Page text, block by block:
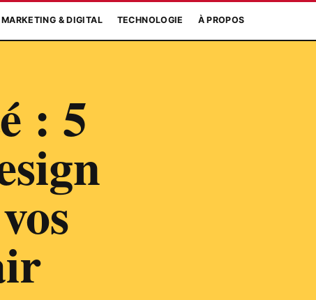
MARKETING & DIGITAL TECHNOLOGIE À PROPOS
: 5